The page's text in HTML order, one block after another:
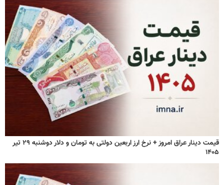
قیمت دینار عراق امروز + نرخ ارز اربعین دولتی به تومان و دلار دوشنبه ۲۹ تیر
۱۴۰۵